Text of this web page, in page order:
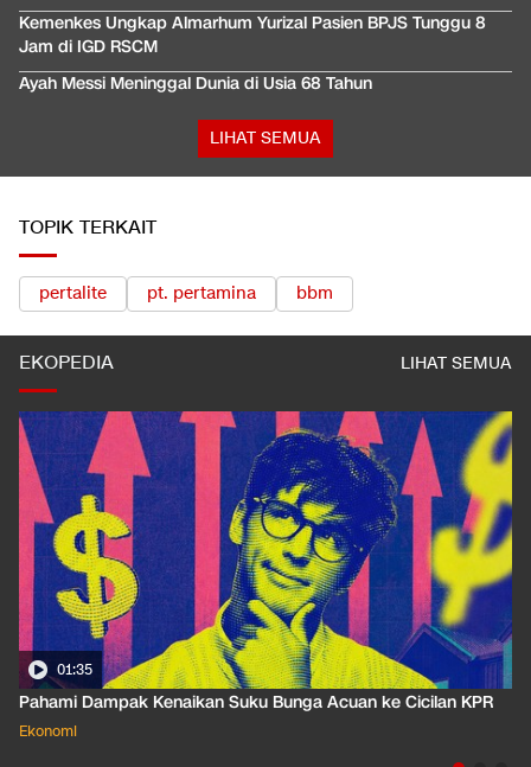
Kemenkes Ungkap Almarhum Yurizal Pasien BPJS Tunggu 8
Jam di IGD RSCM
Ayah Messi Meninggal Dunia di Usia 68 Tahun
LIHAT SEMUA
TOPIK TERKAIT
pertalite pt. pertamina bbm
EKOPEDIA LIHAT SEMUA
01:35
Pahami Dampak Kenaikan Suku Bunga Acuan ke Cicilan KPR
Ekonomi